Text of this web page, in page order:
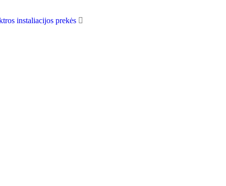
instaliacijos prekės